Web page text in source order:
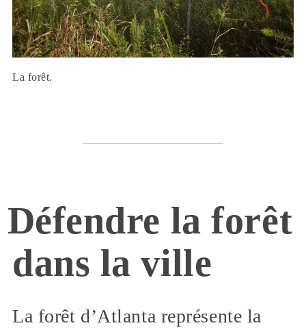
La forêt.
Défendre la forêt
dans la ville
La forêt d’Atlanta représente la